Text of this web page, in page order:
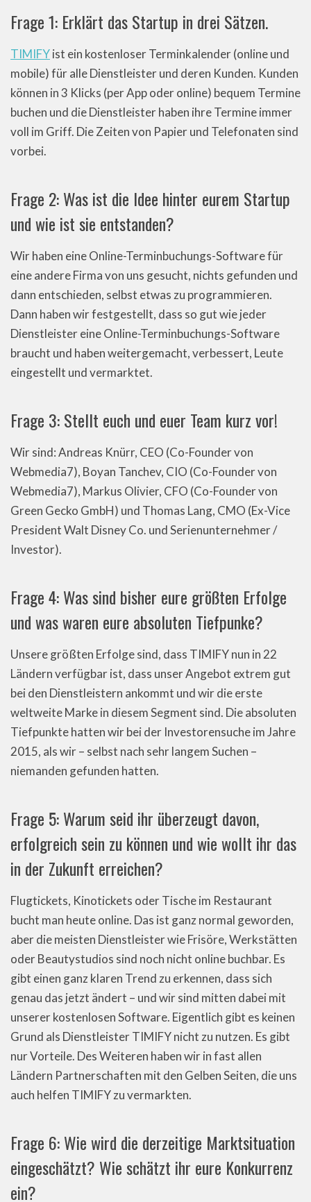
Frage 1: Erklärt das Startup in drei Sätzen.
TIMIFYist ein kostenloser Terminkalender (online und
mobile) für alle Dienstleister und deren Kunden. Kunden
können in 3 Klicks (per App oder online) bequem Termine
buchen und die Dienstleister haben ihre Termine immer
voll im Griff. Die Zeiten von Papier und Telefonaten sind
vorbei.
Frage 2: Was ist die Idee hinter eurem Startup
und wie ist sie entstanden?
Wir haben eine Online-Terminbuchungs-Software für
eine andere Firma von uns gesucht, nichts gefunden und
dann entschieden, selbst etwas zu programmieren.
Dann haben wir festgestellt, dass so gut wie jeder
Dienstleister eine Online-Terminbuchungs-Software
braucht und haben weitergemacht, verbessert, Leute
eingestellt und vermarktet.
Frage 3: Stellt euch und euer Team kurz vor!
Wir sind: Andreas Knürr, CEO (Co-Founder von
Webmedia7), Boyan Tanchev, CIO (Co-Founder von
Webmedia7), Markus Olivier, CFO (Co-Founder von
Green Gecko GmbH) und Thomas Lang, CMO (Ex-Vice
President Walt Disney Co. und Serienunternehmer /
Investor).
Frage 4: Was sind bisher eure größten Erfolge
und was waren eure absoluten Tiefpunke?
Unsere größten Erfolge sind, dass TIMIFY nun in 22
Ländern verfügbar ist, dass unser Angebot extrem gut
bei den Dienstleistern ankommt und wir die erste
weltweite Marke in diesem Segment sind. Die absoluten
Tiefpunkte hatten wir bei der Investorensuche im Jahre
2015, als wir – selbst nach sehr langem Suchen –
niemanden gefunden hatten.
Frage 5: Warum seid ihr überzeugt davon,
erfolgreich sein zu können und wie wollt ihr das
in der Zukunft erreichen?
Flugtickets, Kinotickets oder Tische im Restaurant
bucht man heute online. Das ist ganz normal geworden,
aber die meisten Dienstleister wie Frisöre, Werkstätten
oder Beautystudios sind noch nicht online buchbar. Es
gibt einen ganz klaren Trend zu erkennen, dass sich
genau das jetzt ändert – und wir sind mitten dabei mit
unserer kostenlosen Software. Eigentlich gibt es keinen
Grund als Dienstleister TIMIFY nicht zu nutzen. Es gibt
nur Vorteile. Des Weiteren haben wir in fast allen
Ländern Partnerschaften mit den Gelben Seiten, die uns
auch helfen TIMIFY zu vermarkten.
Frage 6: Wie wird die derzeitige Marktsituation
eingeschätzt? Wie schätzt ihr eure Konkurrenz
ein?